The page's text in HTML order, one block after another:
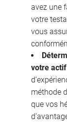
avez une
votre
vous
votre
méthode
que vos